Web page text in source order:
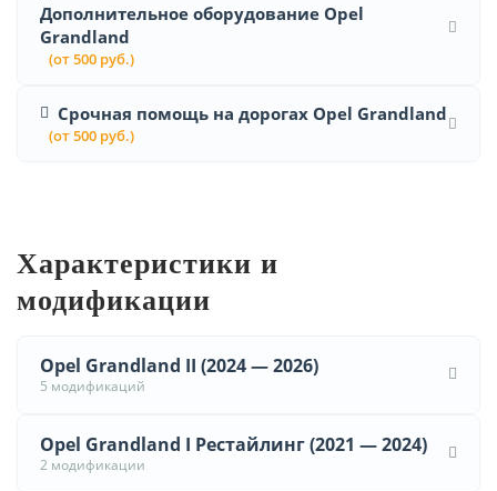
Дополнительное оборудование Opel
Grandland
(от 500 руб.)
Срочная помощь на дорогах Opel Grandland
(от 500 руб.)
Характеристики и
модификации
Opel Grandland II (2024 — 2026)
5 модификаций
Opel Grandland I Рестайлинг (2021 — 2024)
2 модификации